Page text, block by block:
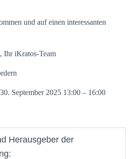
und auf einen interessanten
Ihr iKratos-Team
September 2025 13:00 – 16:00
Herausgeber der